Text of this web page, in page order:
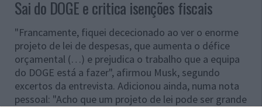
Sai do DOGE e critica isenções fiscais
"Francamente, fiquei dececionado ao ver o enorme
projeto de lei de despesas, que aumenta o défice
orçamental (…) e prejudica o trabalho que a equipa
do DOGE está a fazer", afirmou Musk, segundo
excertos da entrevista. Adicionou ainda, numa nota
pessoal: "Acho que um projeto de lei pode ser grande